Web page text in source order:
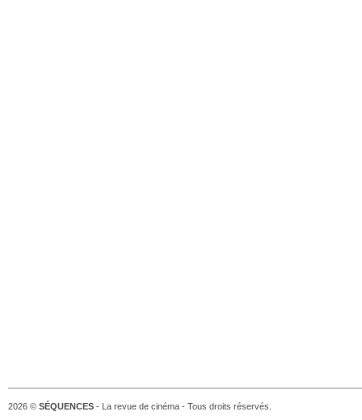
2026 © SÉQUENCES- La revue de cinéma - Tous droits réservés.